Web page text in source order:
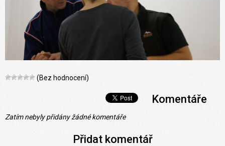
(Bez hodnocení)
Komentáře
Zatím nebyly přidány žádné komentáře
Přidat komentář